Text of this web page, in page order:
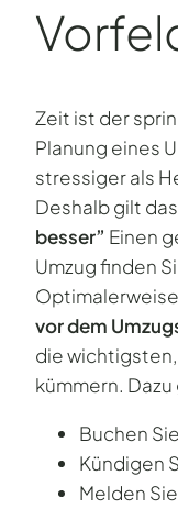
Zeit ist der
Planung eines
stressiger als
Deshalb gilt
besser” Einen
Umzug finden
vor dem
die
kümmern.
Buchen
Kündigen
Melden